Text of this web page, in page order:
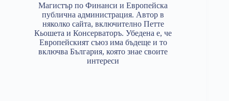
Магистър по Финанси и Европейска
публична администрация. Автор в
няколко сайта, включително Петте
Кьошета и Консерваторъ. Убедена е, че
Европейският съюз има бъдеще и то
включва България, която знае своите
интереси